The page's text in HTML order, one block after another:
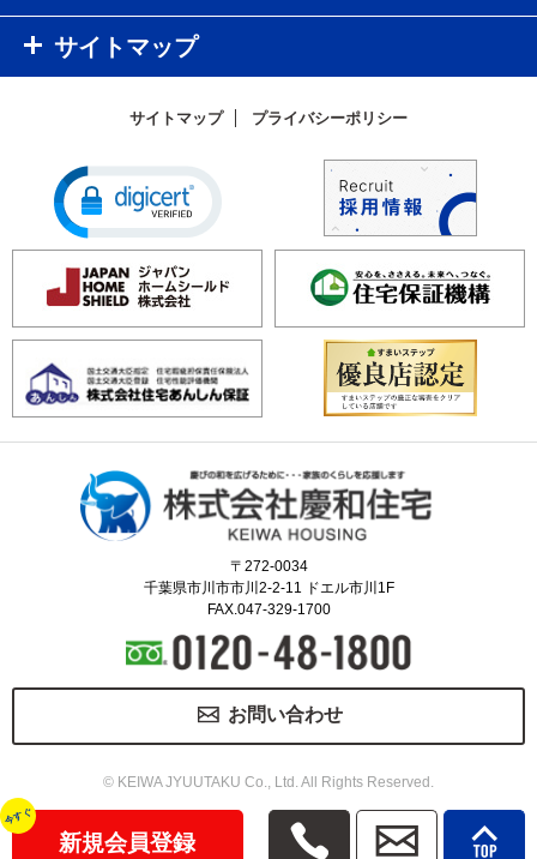
サイトマップ
サイトマップ プライバシーポリシー
〒272-0034
千葉県市川市市川2-2-11 ドエル市川1F
FAX.047-329-1700
お問い合わせ
© KEIWA JYUUTAKU Co., Ltd. All Rights Reserved.
今すぐ
新規会員登録